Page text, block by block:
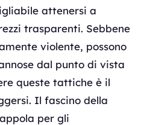
attenersi a
trasparenti. Sebbene
violente, possono
dal punto di vista
queste tattiche è il
Il fascino della
per gli